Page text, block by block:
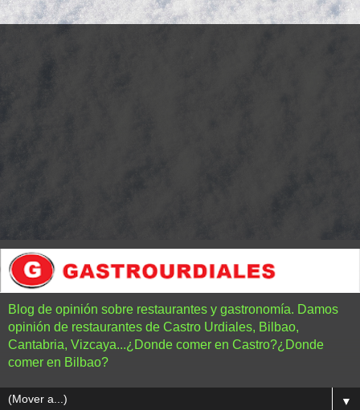
Blog de opinión sobre restaurantes y gastronomía. Damos
opinión de restaurantes de Castro Urdiales, Bilbao,
Cantabria, Vizcaya...¿Donde comer en Castro?¿Donde
comer en Bilbao?
▼